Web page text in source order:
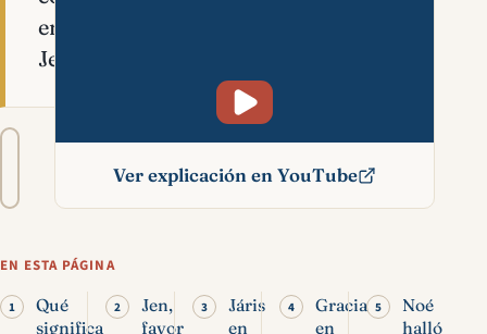
en
Jesucristo.
Tamaño
A− A+
significado, salvación y
Ver explicación en YouTube
EN ESTA PÁGINA
Qué
significa
Jen,
favor
Járis
en
Gracia
en
Noé
halló